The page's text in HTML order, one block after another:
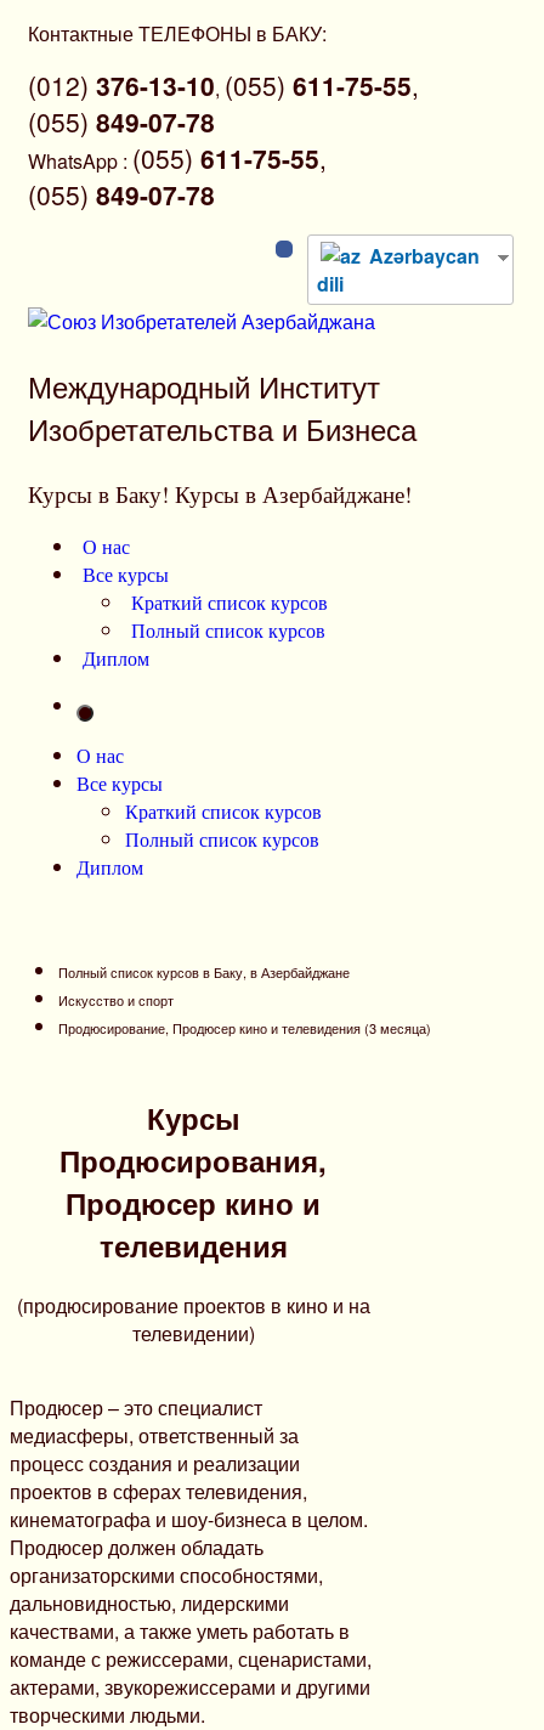
Перейти
содержимому
Контактные ТЕЛЕФОНЫ в БАКУ:
(012) 376-13-10, (055) 611-75-55,
(055) 849-07-78
WhatsApp : (055) 611-75-55,
(055) 849-07-78
Azərbaycan
dili
Международный Институт
Изобретательства и Бизнеса
Курсы в Баку! Курсы в Азербайджане!
О нас
Все курсы
Краткий список курсов
Полный список курсов
Диплом
О нас
Все курсы
Краткий список курсов
Полный список курсов
Диплом
Полный список курсов в Баку, в Азербайджане
Искусство и спорт
Продюсирование, Продюсер кино и телевидения (3 месяца)
Курсы
Продюсирования,
Продюсер кино и
телевидения
(продюсирование проектов в кино и на
телевидении)
Продюсер – это специалист
медиасферы, ответственный за
процесс создания и реализации
проектов в сферах телевидения,
кинематографа и шоу-бизнеса в целом.
Продюсер должен обладать
организаторскими способностями,
дальновидностью, лидерскими
качествами, а также уметь работать в
команде с режиссерами, сценаристами,
актерами, звукорежиссерами и другими
творческими людьми.